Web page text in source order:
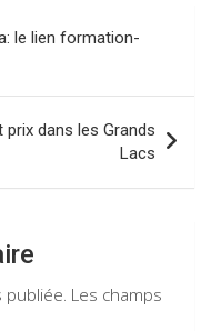
le lien formation-
prix dans les Grands
Lacs
publiée. Les champs